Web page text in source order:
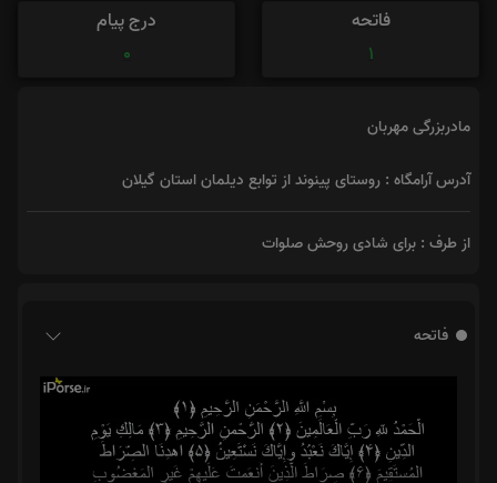
فاتحه
1
درج پیام
0
مادربزرگی مهربان
آدرس آرامگاه : روستای پینوند از توابع دیلمان استان گیلان
از طرف : برای شادی روحش صلوات
فاتحه